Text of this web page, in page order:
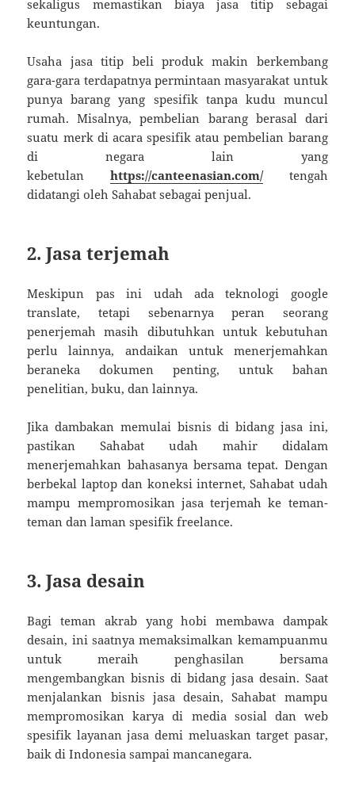
sekaligus memastikan biaya jasa titip sebagai
keuntungan.
Usaha jasa titip beli produk makin berkembang
gara-gara terdapatnya permintaan masyarakat untuk
punya barang yang spesifik tanpa kudu muncul
rumah. Misalnya, pembelian barang berasal dari
suatu merk di acara spesifik atau pembelian barang
di negara lain yang
kebetulan https://canteenasian.com/tengah
didatangi oleh Sahabat sebagai penjual.
2. Jasa terjemah
Meskipun pas ini udah ada teknologi google
translate, tetapi sebenarnya peran seorang
penerjemah masih dibutuhkan untuk kebutuhan
perlu lainnya, andaikan untuk menerjemahkan
beraneka dokumen penting, untuk bahan
penelitian, buku, dan lainnya.
Jika dambakan memulai bisnis di bidang jasa ini,
pastikan Sahabat udah mahir didalam
menerjemahkan bahasanya bersama tepat. Dengan
berbekal laptop dan koneksi internet, Sahabat udah
mampu mempromosikan jasa terjemah ke teman-
teman dan laman spesifik freelance.
3. Jasa desain
Bagi teman akrab yang hobi membawa dampak
desain, ini saatnya memaksimalkan kemampuanmu
untuk meraih penghasilan bersama
mengembangkan bisnis di bidang jasa desain. Saat
menjalankan bisnis jasa desain, Sahabat mampu
mempromosikan karya di media sosial dan web
spesifik layanan jasa demi meluaskan target pasar,
baik di Indonesia sampai mancanegara.